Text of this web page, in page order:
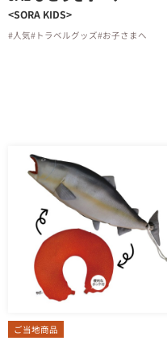
<SORA KIDS>
#人気#トラベルグッズ#お子さまへ
ご当地商品